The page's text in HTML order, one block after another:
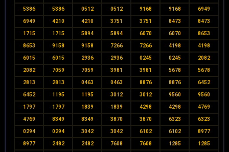
5386 5386 0512 0512 9168 9168 6949
6949 4210 4210 3751 3751 8473 8473
1715 1715 5894 5894 6070 6070 8653
8653 9158 9158 7266 7266 4198 4198
6015 6015 2936 2936 0245 0245 2082
2082 7059 7059 3981 3981 5678 5678
2813 2813 0463 0463 8876 8876 6452
6452 1195 1195 3012 3012 9560 9560
1797 1797 1839 1839 4298 4298 4769
4769 8349 8349 3870 3870 6323 6323
0294 0294 3042 3042 6102 6102 8977
8977 2482 2482 7608 7608 1285 1285